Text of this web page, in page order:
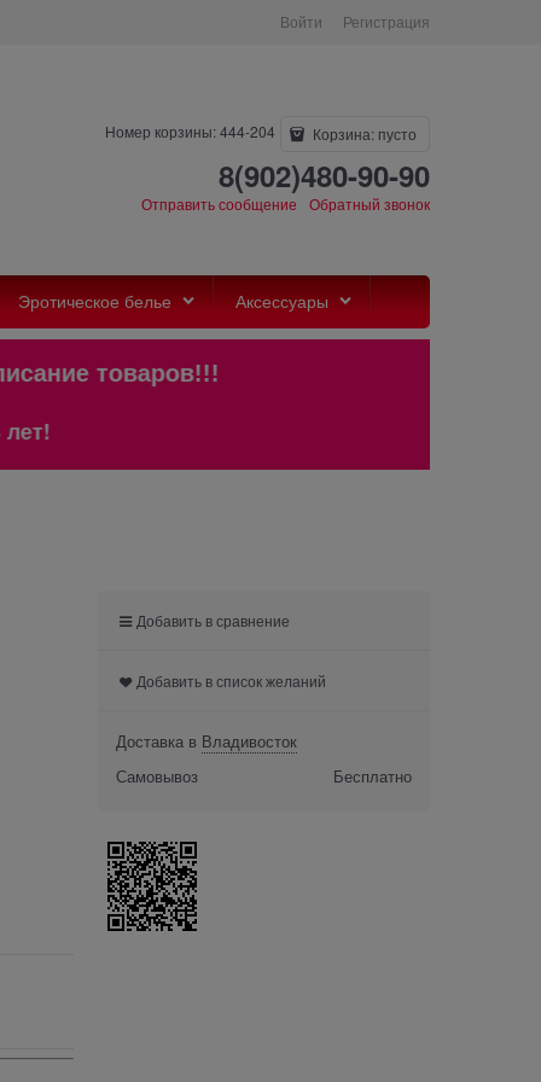
Войти Регистрация
Номер корзины: 444-204 Корзина: пусто
8(902)480-90-90
Отправить сообщение Обратный звонок
Эротическое белье Аксессуары
и описание товаров!!!
Добавить в сравнение
Добавить в список желаний
Доставка в Владивосток
Самовывоз
Бесплатно